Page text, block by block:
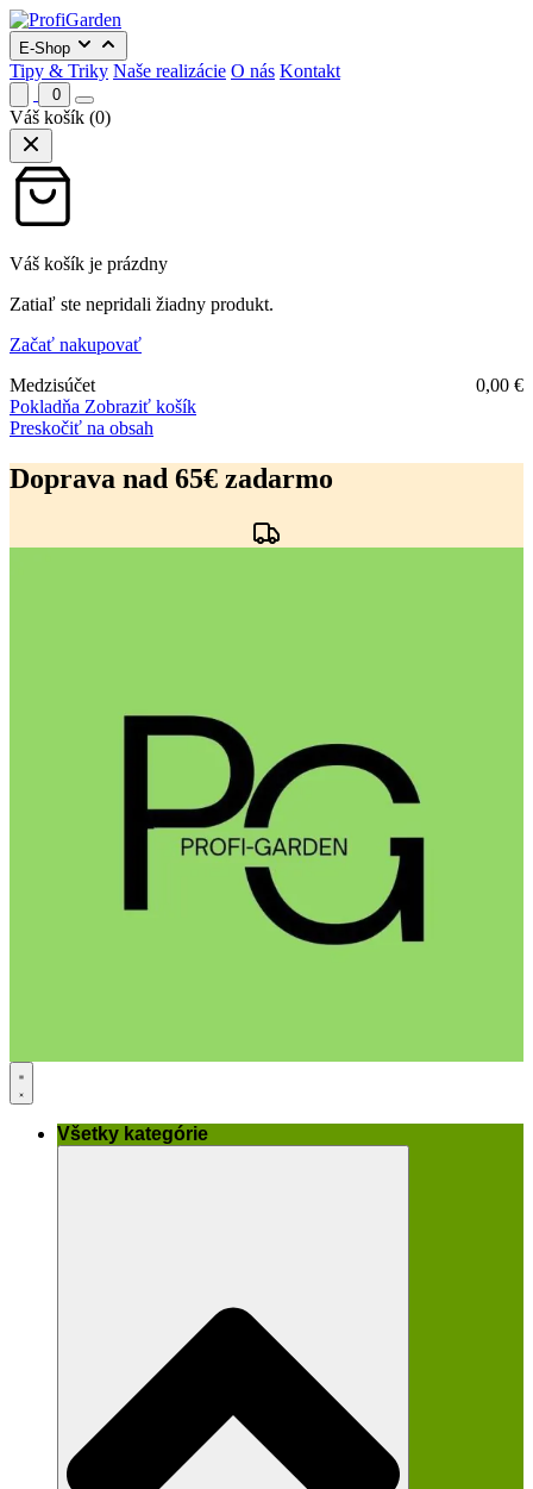
E-Shop
Tipy & Triky Naše realizácie O nás Kontakt
0
Váš košík (0)
Váš košík je prázdny
Zatiaľ ste nepridali žiadny produkt.
Začať nakupovať
Medzisúčet
0,00 €
Pokladňa Zobraziť košík
Preskočiť na obsah
Doprava nad 65€ zadarmo
Všetky kategórie